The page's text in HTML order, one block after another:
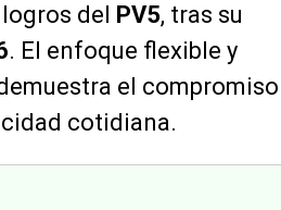
del PV5, tras su
. El enfoque flexible y
el compromiso
cotidiana.